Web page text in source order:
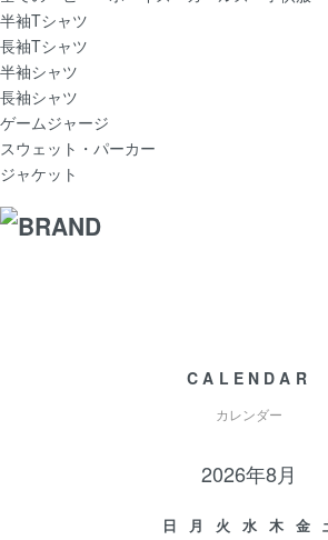
半袖Tシャツ
長袖Tシャツ
半袖シャツ
長袖シャツ
ゲームジャージ
スウェット・パーカー
ジャケット
CALENDAR
カレンダー
2026年8月
日 月 火 水 木 金